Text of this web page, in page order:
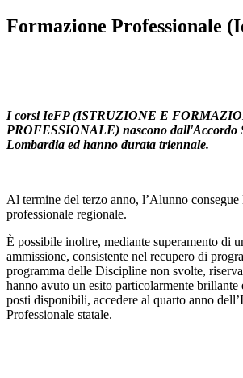
Formazione Professionale
I corsi IeFP (ISTRUZIONE E
PROFESSIONALE) nascono dall'Accordo
Lombardia ed hanno durata triennale.
Al termine del terzo anno, l’Alunno
professionale regionale.
È possibile inoltre, mediante superamento di
ammissione, consistente nel recupero di
programma delle Discipline non svolte,
hanno avuto un esito particolarmente brillante
posti disponibili, accedere al quarto anno
Professionale statale.